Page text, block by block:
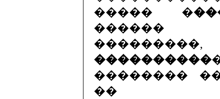
����� �
������
����������
��������
��